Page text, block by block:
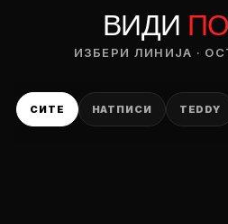
ВИДИ
ИЗБЕРИ ЛИНИЈА ·
СИТЕ НАТПИСИ TEDDY